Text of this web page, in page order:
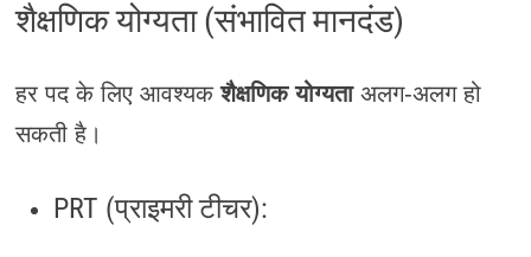
शैक्षणिक योग्यता (संभावित मानदंड)
हर पद के लिए आवश्यकशैक्षणिक योग्यताअलग-अलग हो
सकती है।
PRT (प्राइमरी टीचर):